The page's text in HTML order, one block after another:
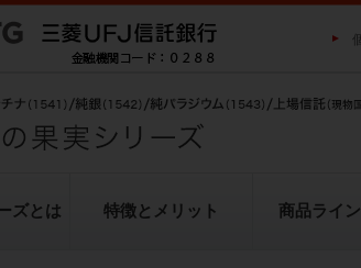
ズとは 特徴とメリット 商品ライ